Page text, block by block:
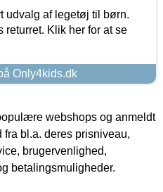
udvalg af legetøj til børn.
returret. Klik her for at se
Only4kids.dk
webshops og anmeldt
fra bl.a. deres prisniveau,
brugervenlighed,
betalingsmuligheder.